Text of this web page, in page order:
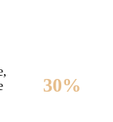
30%